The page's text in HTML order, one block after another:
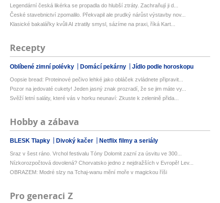
Legendární česká likérka se propadla do hlubší ztráty. Zachraňují ji d...
České stavebnictví zpomalilo. Překvapil ale prudký nárůst výstavby nov...
Klasické bakalářky kvůli AI ztratily smysl, sázíme na praxi, říká Kart...
Recepty
Oblíbené zimní polévky Domácí pekárny Jídlo podle horoskopu
Oopsie bread: Proteinové pečivo lehké jako obláček zvládnete připravit...
Pozor na jedovaté cukety! Jeden jasný znak prozradí, že se jim máte vy...
Svěží letní saláty, které vás v horku neunaví: Zkuste k zelenině přida...
Hobby a zábava
BLESK Tlapky Divoký kačer Netflix filmy a seriály
Sraz v šest ráno. Vrchol festivalu Tóny Dolomit zazní za úsvitu ve 300...
Nízkorozpočtová dovolená? Chorvatsko jedno z nejdražších v Evropě! Lev...
OBRAZEM: Modré slzy na Tchaj-wanu mění moře v magickou říši
Pro generaci Z